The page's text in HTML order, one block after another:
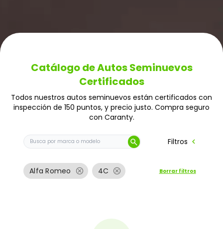
Catálogo de Autos Seminuevos
Certificados
Todos nuestros autos seminuevos están certificados con
inspección de 150 puntos, y precio justo. Compra seguro
con Caranty.
Buscar auto por marca o modelo
search Filtros chevron_left
Alfa Romeo cancel 4C cancel Borrar filtros